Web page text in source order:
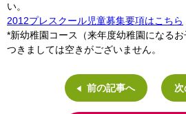
アクセス 教育
SHinE（PTA活動）
入園・入学について
制服 サポ
学校見学・説明会
在校生保護者の方へ
English
Close
い。
2012プレスクール児童募集要項はこちら
*新幼稚園コース（来年度幼稚園になるお
つきましては空きがございません。
前の記事へ 次